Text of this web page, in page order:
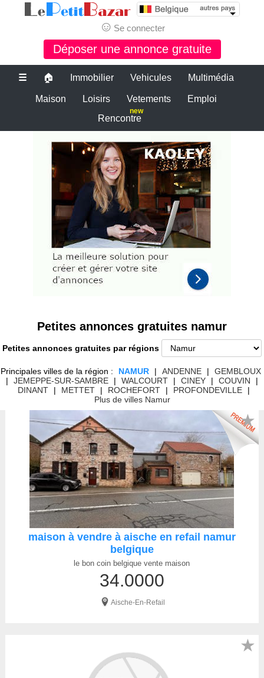
☺ Se connecter
Déposer une annonce gratuite
☰ 🏠 Immobilier Vehicules Multimédia
Maison Loisirs Vetements
Emploi
Rencontre
new
petite annonce gratuite belgique
PETITES ANNONCES BELGIQUE
Le plus grand site de petites annonces pour des affaires d'occasion ou
neuves. Publiez maintenant une petite annonce gratuite en Belgique.
Le bon coin belgique
Des annonces et de bonnes affaires d'occasion. Insérez gratuitement
une annonce gratuite pour la belgique. Achetez ou vendez votre
voiture d'occasion, moto, équipements enfants ou maison sur le petit
Le bon coin belgique
Petites annonces gratuites namur
Petites annonces gratuites par régions
Principales villes de la région : NAMUR | ANDENNE |
GEMBLOUX
|
JEMEPPE-SUR-SAMBRE | WALCOURT | CINEY | COUVIN
|
DINANT
| METTET | ROCHEFORT | PROFONDEVILLE
|
Plus de villes Namur
maison à vendre à aische en refail namur
belgique
le bon coin belgique vente maison
34.0000
Aische-En-Refail
★
★